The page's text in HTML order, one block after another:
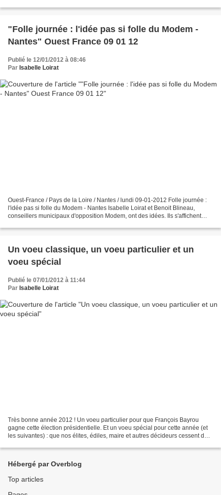
"Folle journée : l'idée pas si folle du Modem -
Nantes" Ouest France 09 01 12
Publié le 12/01/2012 à 08:46
Par Isabelle Loirat
Ouest-France / Pays de la Loire / Nantes / lundi 09-01-2012 Folle journée :
l'idée pas si folle du Modem - Nantes Isabelle Loirat et Benoit Blineau,
conseillers municipaux d'opposition Modem, ont des idées. Ils s'affichent
Un voeu classique, un voeu particulier et un
voeu spécial
Publié le 07/01/2012 à 11:44
Par Isabelle Loirat
Très bonne année 2012 ! Un voeu particulier pour que François Bayrou
gagne cette élection présidentielle. Et un voeu spécial pour cette année (et
les suivantes) : que nos élites, édiles, maire et autres décideurs cessent de
Hébergé par Overblog
Top articles